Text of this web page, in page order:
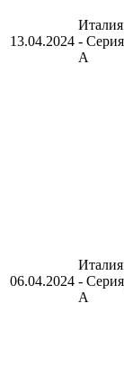
13.04.2024
Италия
- Серия
А
06.04.2024
Италия
- Серия
А